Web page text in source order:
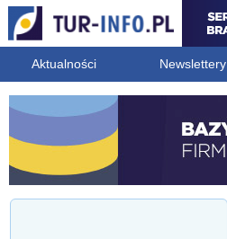
Aktualności Newslettery